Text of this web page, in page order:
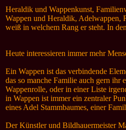
Heraldik und Wappenkunst,
Wappen und Heraldik, Adelwappen,
weiß in welchem Rang er steht. In
Heute interessieren immer mehr
Ein Wappen ist das verbindende
das so manche Familie auch gern ihr
Wappenrolle, oder in einer Liste
in Wappen ist immer ein zentraler
eines Adel Stammbaumes, einer
Der Künstler und Bildhauermeister